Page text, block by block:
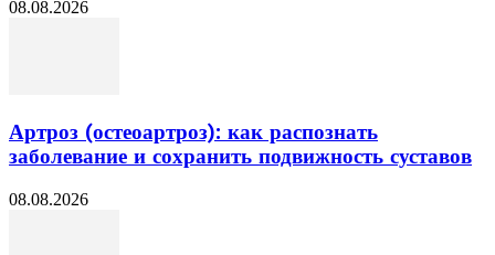
08.08.2026
Артроз (остеоартроз): как распознать
заболевание и сохранить подвижность суставов
08.08.2026